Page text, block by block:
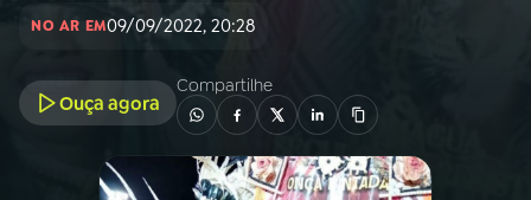
PROGRAMAÇÃO
NO AR EM09/09/2022, 20:28
Ouça agora
Compartilhe